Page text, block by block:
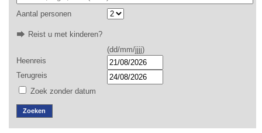
Aantal personen
Reist u met kinderen?
(dd/mm/jjjj)
Heenreis
Terugreis
Zoek zonder datum
Zoeken